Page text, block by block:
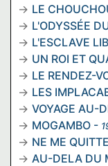
LE
L'ODYSSÉE
L'ESCLAVE
UN ROI ET
LE RENDEZ-
LES
VOYAGE AU-
MOGAMBO -
NE ME
AU-DELA DU